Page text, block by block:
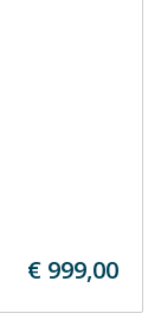
€ 999,00